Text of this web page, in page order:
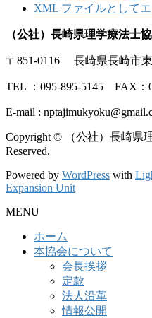
XML ファイルとして
（公社）長崎県理学療法士
〒851-0116 長崎県長崎市東
TEL ：095-895-5145 FAX：
E-mail :
Copyright © （公社）長崎県
Reserved.
Powered by WordPress with
Expansion Unit
MENU
ホーム
本協会について
会長挨拶
定款
法人沿革
情報公開